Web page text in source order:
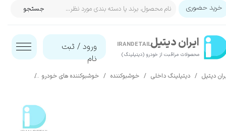
ایران‌ دیتیل
محصولات مراقبت از خودرو (دیتیلینگ)​​​​​​​
IRANDETAIL ورود / ثبت
نام
حساب کاربری من
تغییر گذر واژه
جستجو خرید حضوری
دیتیل دیتیلینگ داخلی خوشبوکننده خوشبوکننده های خودرو